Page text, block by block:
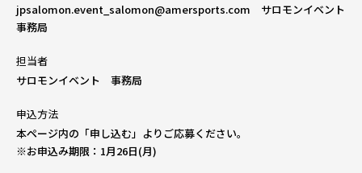
jpsalomon.event_salomon@amersports.com サロモンイベント
事務局
担当者
サロモンイベント 事務局
申込方法
本ページ内の「申し込む」よりご応募ください。
※お申込み期限：1月26日(月)